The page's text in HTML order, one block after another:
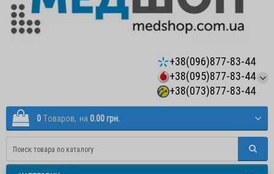
+38(096)877-83-44
+38(095)877-83-44
+38(073)877-83-44
0 Tоваров, на 0.00 грн.